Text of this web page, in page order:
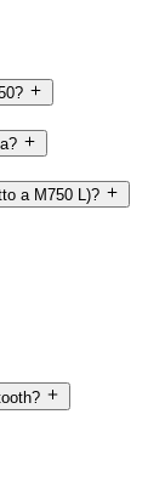
a M750 L)?